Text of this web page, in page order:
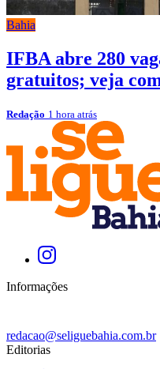
Bahia
IFBA abre 280
gratuitos; veja
Redação 1 hora atrás
Informações
redacao@seliguebahia.com.br
Editorias